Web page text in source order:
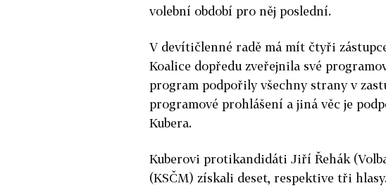
volební období pro něj poslední.
V devítičlenné radě má mít čtyři
Koalice dopředu zveřejnila své
program podpořily všechny strany v
programové prohlášení a jiná věc je
Kubera.
Kuberovi protikandidáti Jiří Řehák
(KSČM) získali deset, respektive tři